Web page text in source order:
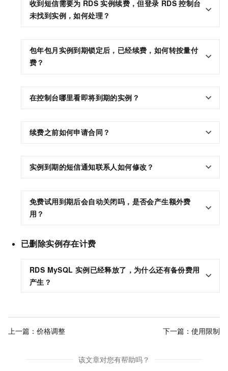
收到短信需要为 RDS 实例续费，但登录 RDS 控制台
未找到实例，如何处理？
包年包月实例到期锁定后，已经续费，如何转按量付
费？
在控制台哪里看即将到期的实例？
续费之前如何申请合同？
实例到期的短信通知联系人如何修改？
免费试用到期后会自动关闭吗，是否会产生额外费
用？
已删除实例存在计费
RDS MySQL 实例已经释放了，为什么还有备份费用
产生？
上一篇： 价格调整 下一篇： 使用限制
该文章对您有帮助吗？